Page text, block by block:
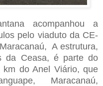
acompanhou a
pelo viaduto da CE-
A estrutura,
da Ceasa, é parte do
do Anel Viário, que
Maracanaú,